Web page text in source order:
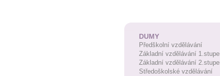
DUMY
Předškolní vzdělávání
Základní vzdělávání
Základní vzdělávání
Středoškolské vzdělávání